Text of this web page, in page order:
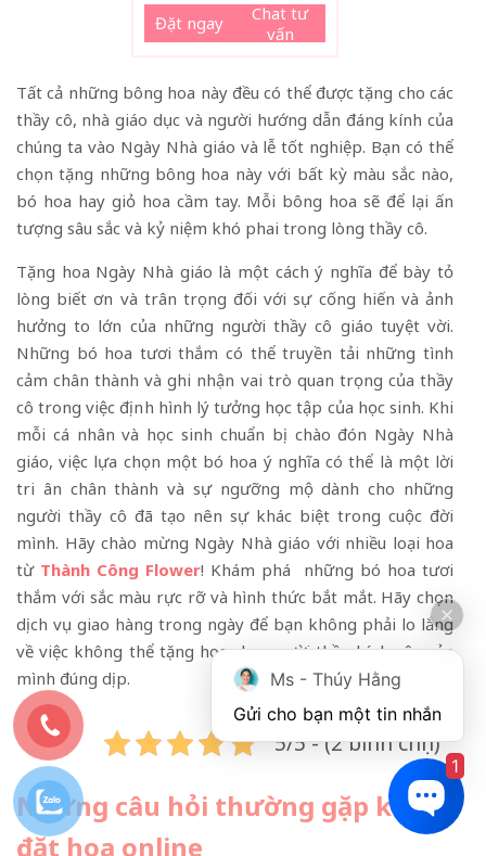
Đặt ngay
Chat tư
vấn
Tất cả những bông hoa này đều có thể được tặng cho các
thầy cô, nhà giáo dục và người hướng dẫn đáng kính của
chúng ta vào Ngày Nhà giáo và lễ tốt nghiệp. Bạn có thể
chọn tặng những bông hoa này với bất kỳ màu sắc nào,
bó hoa hay giỏ hoa cầm tay. Mỗi bông hoa sẽ để lại ấn
tượng sâu sắc và kỷ niệm khó phai trong lòng thầy cô.
Tặng hoa Ngày Nhà giáo là một cách ý nghĩa để bày tỏ
lòng biết ơn và trân trọng đối với sự cống hiến và ảnh
hưởng to lớn của những người thầy cô giáo tuyệt vời.
Những bó hoa tươi thắm có thể truyền tải những tình
cảm chân thành và ghi nhận vai trò quan trọng của thầy
cô trong việc định hình lý tưởng học tập của học sinh. Khi
mỗi cá nhân và học sinh chuẩn bị chào đón Ngày Nhà
giáo, việc lựa chọn một bó hoa ý nghĩa có thể là một lời
tri ân chân thành và sự ngưỡng mộ dành cho những
người thầy cô đã tạo nên sự khác biệt trong cuộc đời
mình. Hãy chào mừng Ngày Nhà giáo với nhiều loại hoa
từ Thành Công Flower! Khám phá những bó hoa tươi
thắm với sắc màu rực rỡ và hình thức bắt mắt. Hãy chọn
dịch vụ giao hàng trong ngày để bạn không phải lo lắng
về việc không thể tặng hoa cho người thầy kính yêu của
mình đúng dịp.
5/5 - (2 bình chọn)
Những câu hỏi thường gặp khi
đặt hoa online
Ms - Thúy Hằng
Gửi cho bạn một tin nhắn
1